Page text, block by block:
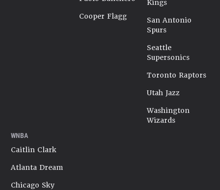
Cooper Flagg
Kings
San Antonio
Spurs
Seattle
Supersonics
Toronto Raptors
Utah Jazz
Washington
Wizards
WNBA
Caitlin Clark
Atlanta Dream
Chicago Sky